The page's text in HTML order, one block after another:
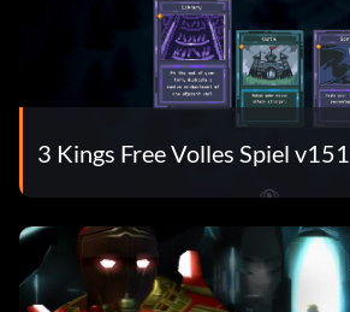
3 Kings Free Volles Spiel v151